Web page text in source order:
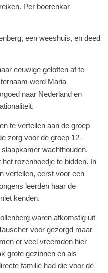
Per boerenkar
een weeshuis, en deed
eeuwige geloften af te
werd Maria
naar Nederland en
te vertellen aan de groep
zorg voor de groep 12-
wachthouden.
rozenhoedje te bidden. In
vertellen, eerst voor een
leerden haar de
kenden.
waren afkomstig uit
voor gezorgd maar
er veel vreemden hier
grote gezinnen en als
familie had die voor de